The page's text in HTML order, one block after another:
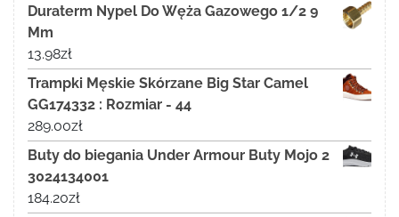
Duraterm Nypel Do Węża Gazowego 1/2 9
Mm
13.98zł
Trampki Męskie Skórzane Big Star Camel
GG174332 : Rozmiar - 44
289.00zł
Buty do biegania Under Armour Buty Mojo 2
3024134001
184.20zł